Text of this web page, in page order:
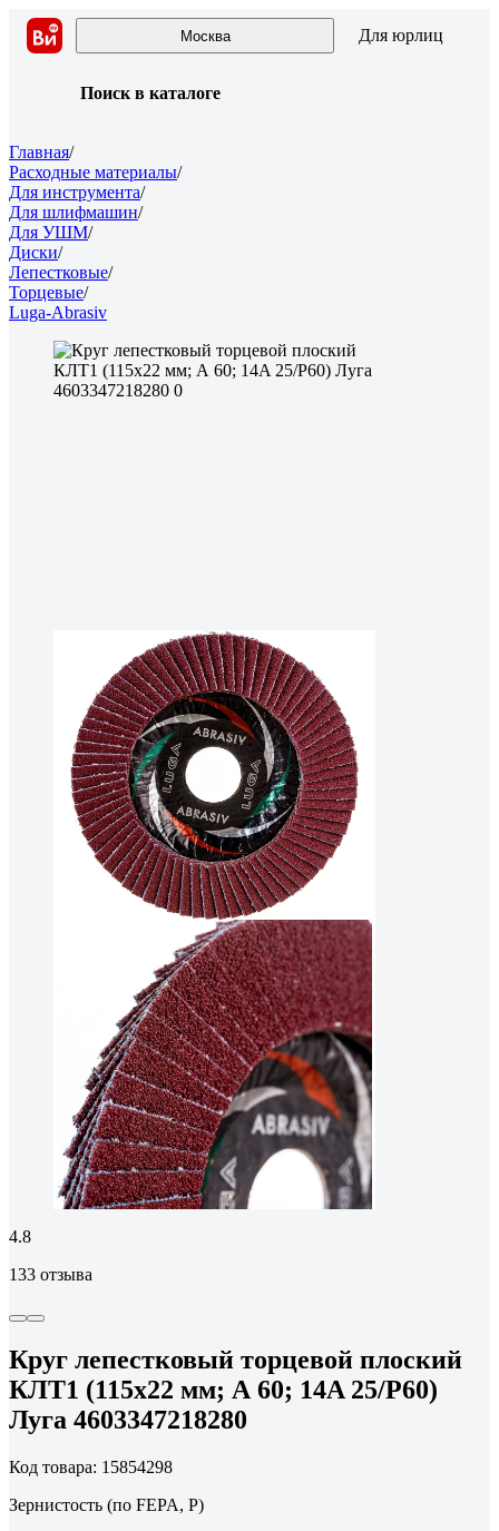
Москва Для юрлиц
Поиск в каталоге
Главная/
Расходные материалы/
Для инструмента/
Для шлифмашин/
Для УШМ/
Диски/
Лепестковые/
Торцевые/
Luga-Abrasiv
4.8
133 отзыва
Круг лепестковый торцевой плоский
КЛТ1 (115х22 мм; А 60; 14A 25/Р60)
Луга 4603347218280
Код товара: 15854298
Зернистость (по FEPA, P)